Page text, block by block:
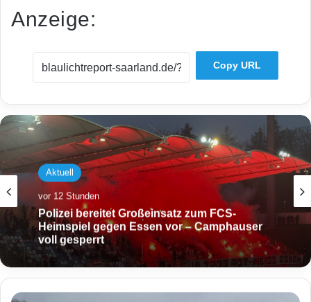
Anzeige:
Copy URL
Aktuell
vor 12 Stunden
Polizei bereitet Großeinsatz zum FCS-
Heimspiel gegen Essen vor – Camphauser
voll gesperrt
Aktuell
vor 14 Stunden
Großeinsatz nach Knallgeräuschen: Mann
(20) schwer verletzt
V